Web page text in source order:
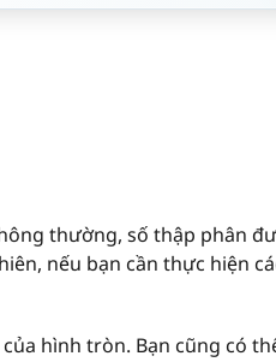
thường, số thập phân
nếu bạn cần thực hiện
hình tròn. Bạn cũng có